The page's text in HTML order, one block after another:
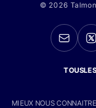
© 2026
MIEUX NOUS CONNAITRE